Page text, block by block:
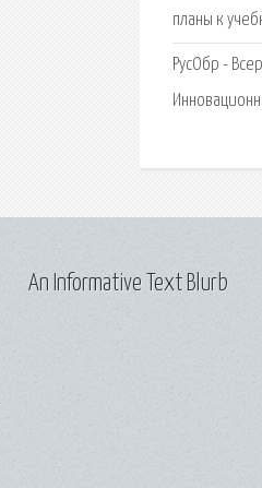
планы к
РусОбр -
An Informative Text Blurb